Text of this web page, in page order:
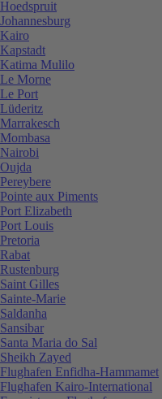
Hoedspruit
Johannesburg
Kairo
Kapstadt
Katima Mulilo
Le Morne
Le Port
Lüderitz
Marrakesch
Mombasa
Nairobi
Oujda
Pereybere
Pointe aux Piments
Port Elizabeth
Port Louis
Pretoria
Rabat
Rustenburg
Saint Gilles
Sainte-Marie
Saldanha
Sansibar
Santa Maria do Sal
Sheikh Zayed
Flughafen Enfidha-Hammamet
Flughafen Kairo-International